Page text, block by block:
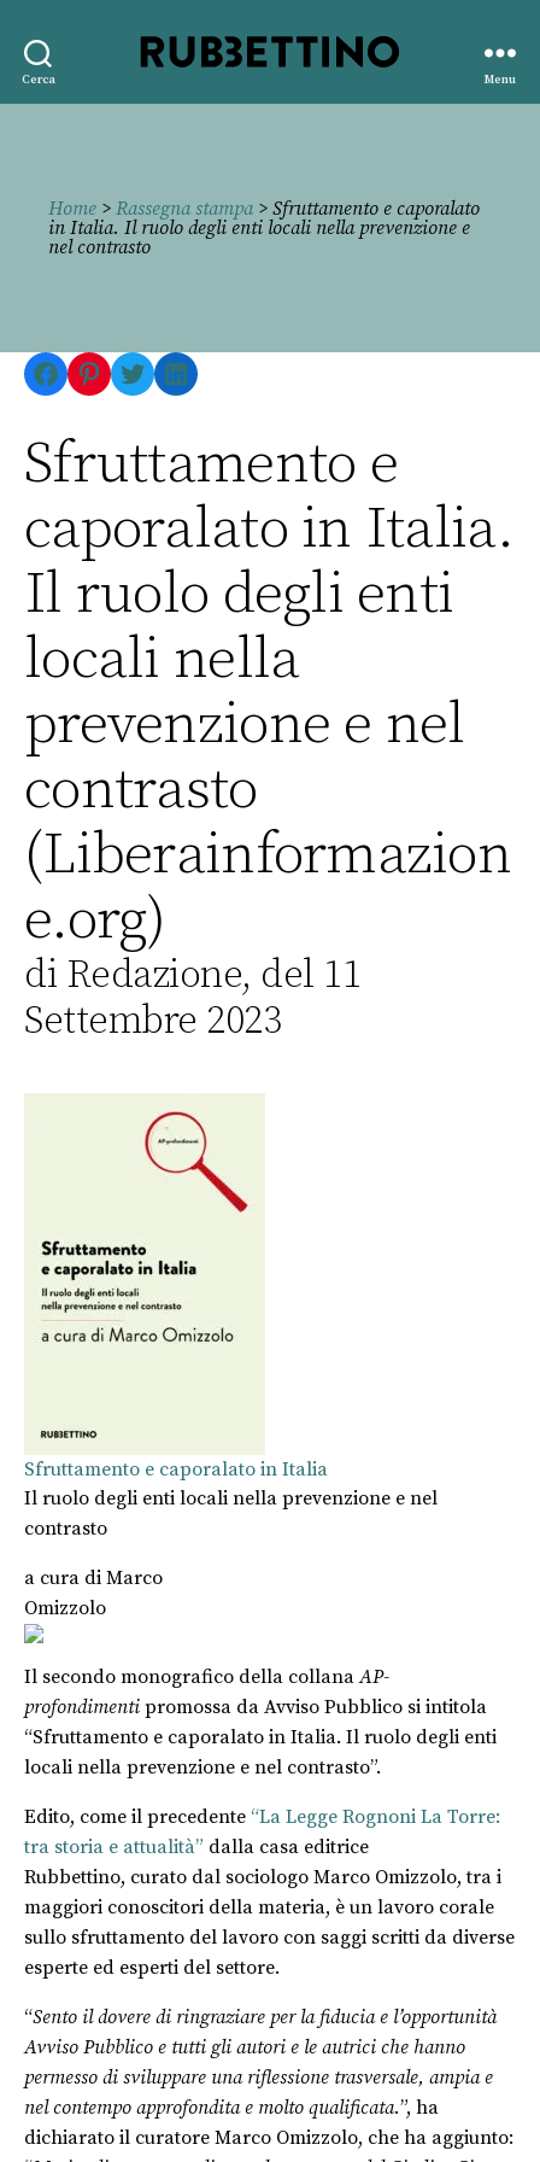
Cerca
editore
Menu
Home > Rassegna stampa> Sfruttamento e caporalato
in Italia. Il ruolo degli enti locali nella prevenzione e
nel contrasto
Facebook
Pinterest
TwitterLinkedIn
Sfruttamento e
caporalato in Italia.
Il ruolo degli enti
locali nella
prevenzione e nel
contrasto
(Liberainformazion
e.org)
di Redazione, del 11
Settembre 2023
Sfruttamento e caporalato in Italia
Il ruolo degli enti locali nella prevenzione e nel
contrasto
a cura di Marco
Omizzolo
Il secondo monografico della collanaAP-
profondimenti promossa da Avviso Pubblico si intitola
“Sfruttamento e caporalato in Italia. Il ruolo degli enti
locali nella prevenzione e nel contrasto”.
Edito, come il precedente “La Legge Rognoni La Torre:
tra storia e attualità” dalla casa editrice
Rubbettino, curato dal sociologo Marco Omizzolo, tra i
maggiori conoscitori della materia, è un lavoro corale
sullo sfruttamento del lavoro con saggi scritti da diverse
esperte ed esperti del settore.
“Sento il dovere di ringraziare per la fiducia e l’opportunità
Avviso Pubblico e tutti gli autori e le autrici che hanno
permesso di sviluppare una riflessione trasversale, ampia e
nel contempo approfondita e molto qualificata.”, ha
dichiarato il curatore Marco Omizzolo, che ha aggiunto: